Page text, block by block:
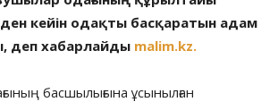
кейін одақты басқаратын адам
деп хабарлайды malim.kz.
басшылығына ұсынылған